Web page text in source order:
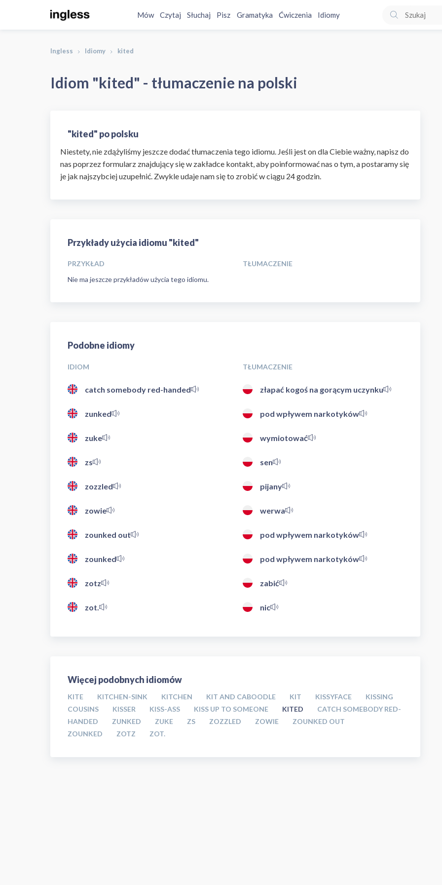
Mów Czytaj Słuchaj Pisz Gramatyka Ćwiczenia Idiomy
Ingless Idiomy kited
Idiom "kited" - tłumaczenie na polski
"kited" po polsku
Niestety, nie zdążyliśmy jeszcze dodać tłumaczenia tego idiomu. Jeśli jest on dla Ciebie ważny, napisz do
nas poprzez formularz znajdujący się w zakładce kontakt, aby poinformować nas o tym, a postaramy się
je jak najszybciej uzupełnić. Zwykle udaje nam się to zrobić w ciągu 24 godzin.
Przykłady użycia idiomu "kited"
PRZYKŁAD
TŁUMACZENIE
Nie ma jeszcze przykładów użycia tego idiomu.
Podobne idiomy
IDIOM TŁUMACZENIE
catch somebody red-handed złapać kogoś na gorącym uczynku
zunked pod wpływem narkotyków
zuke wymiotować
zs sen
zozzled pijany
zowie werwa
zounked out pod wpływem narkotyków
zounked pod wpływem narkotyków
zotz zabić
zot. nic
Więcej podobnych idiomów
KITE KITCHEN-SINK KITCHEN KIT AND CABOODLE KIT KISSYFACE
KISSING
COUSINS
KISSER KISS-ASS KISS UP TO SOMEONE KITED
CATCH SOMEBODY RED-
HANDED
ZUNKED ZUKE ZS ZOZZLED ZOWIE
ZOUNKED OUT
ZOUNKED
ZOTZ ZOT.